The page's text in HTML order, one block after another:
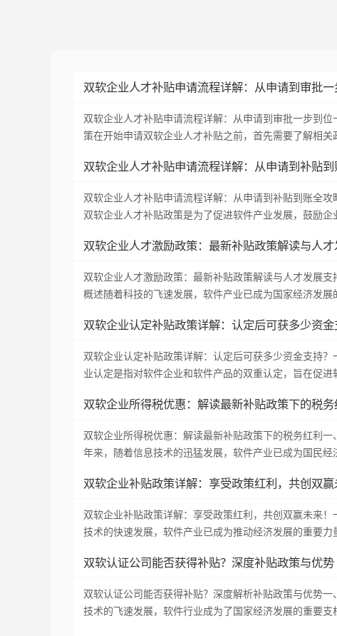
双软企业人才补贴申请流程详解：从申请到审批一
双软企业人才补贴申请流程详解：从申请到审批一步到
策在开始申请双软企业人才补贴之前，首先需要了解相关
双软企业人才补贴申请流程详解：从申请到补贴到
双软企业人才补贴申请流程详解：从申请到补贴到账全
双软企业人才补贴政策是为了促进软件产业发展，鼓励企
双软企业人才激励政策：最新补贴政策解读与人才
双软企业人才激励政策：最新补贴政策解读与人才发展
概述随着科技的飞速发展，软件产业已成为国家经济发展
双软企业认定补贴政策详解：认定后可获多少资金
双软企业认定补贴政策详解：认定后可获多少资金支持
业认定是指对软件企业和软件产品的双重认定，旨在促进
双软企业所得税优惠：解读最新补贴政策下的税务
双软企业所得税优惠：解读最新补贴政策下的税务红利
年来，随着信息技术的迅猛发展，软件产业已成为国民经
双软企业补贴政策详解：享受政策红利，共创双赢
双软企业补贴政策详解：享受政策红利，共创双赢未来！
技术的快速发展，软件产业已成为推动经济发展的重要力
双软认证公司能否获得补贴？深度补贴政策与优势
双软认证公司能否获得补贴？深度解析补贴政策与优势一
技术的飞速发展，软件行业成为了国家经济发展的重要支